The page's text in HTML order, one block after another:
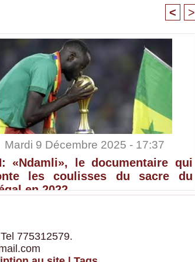
< >
Mardi 9 Décembre 2025 - 17:37
«Ndamli», le documentaire qui
les coulisses du sacre du
en 2022
775312579.